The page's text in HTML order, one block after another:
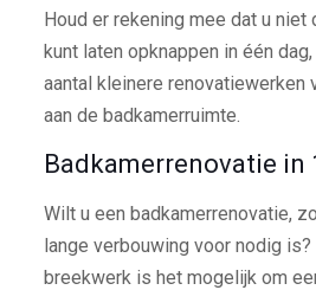
Houd er rekening mee dat u niet
kunt laten opknappen in één
aantal kleinere renovatiewerken
aan de badkamerruimte.
Badkamerrenovatie in
Wilt u een badkamerrenovatie,
lange verbouwing voor nodig is?
breekwerk is het mogelijk om